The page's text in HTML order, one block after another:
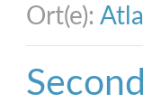
Ort(e):